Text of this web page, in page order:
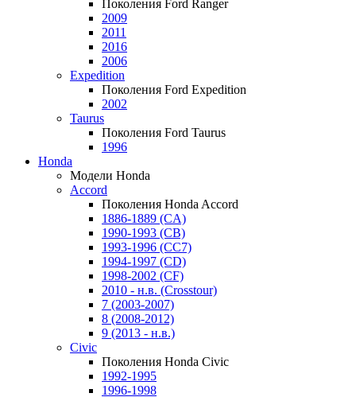
Поколения Ford Ranger
2009
2011
2016
2006
Expedition
Поколения Ford Expedition
2002
Taurus
Поколения Ford Taurus
1996
Honda
Модели Honda
Accord
Поколения Honda Accord
1886-1889 (CA)
1990-1993 (CB)
1993-1996 (CC7)
1994-1997 (CD)
1998-2002 (CF)
2010 - н.в. (Crosstour)
7 (2003-2007)
8 (2008-2012)
9 (2013 - н.в.)
Civic
Поколения Honda Civic
1992-1995
1996-1998